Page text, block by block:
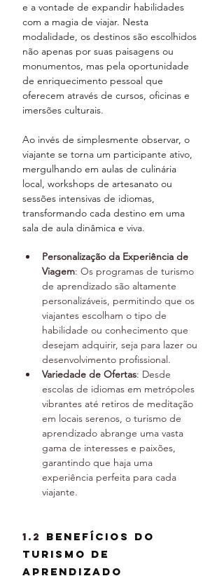
e a vontade de expandir habilidades
com a magia de viajar. Nesta
modalidade, os destinos são escolhidos
não apenas por suas paisagens ou
monumentos, mas pela oportunidade
de enriquecimento pessoal que
oferecem através de cursos, oficinas e
imersões culturais.
Ao invés de simplesmente observar, o
viajante se torna um participante ativo,
mergulhando em aulas de culinária
local, workshops de artesanato ou
sessões intensivas de idiomas,
transformando cada destino em uma
sala de aula dinâmica e viva.
Personalização da Experiência de
Viagem: Os programas de turismo
de aprendizado são altamente
personalizáveis, permitindo que os
viajantes escolham o tipo de
habilidade ou conhecimento que
desejam adquirir, seja para lazer ou
desenvolvimento profissional.
Variedade de Ofertas: Desde
escolas de idiomas em metrópoles
vibrantes até retiros de meditação
em locais serenos, o turismo de
aprendizado abrange uma vasta
gama de interesses e paixões,
garantindo que haja uma
experiência perfeita para cada
viajante.
1.2 Benefícios do
Turismo de
Aprendizado